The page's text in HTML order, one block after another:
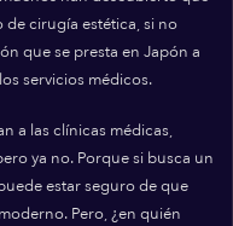
cirugía estética, si no
que se presta en Japón a
servicios médicos.
a las clínicas médicas,
ya no. Porque si busca un
estar seguro de que
Pero, ¿en quién